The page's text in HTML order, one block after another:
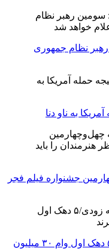
نظام جمهوری
جشنواره فیلم فجر
واریز سود سهام عدالت به زودی/۵ دهک اول وام ۳۰ میلیون